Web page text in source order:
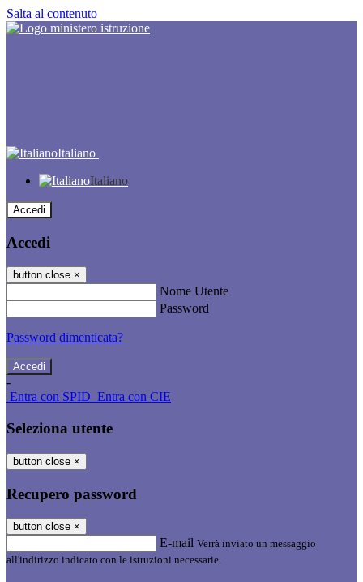
Salta al contenuto
Italiano
Italiano
Accedi
Accedi
button close ×
Nome Utente
Password
Password dimenticata?
-
Entra con SPID Entra con CIE
Seleziona utente
button close ×
Recupero password
button close ×
E-mail Verrà inviato un messaggio
all'indirizzo indicato con le istruzioni necessarie.